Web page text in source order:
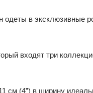
в эксклюзивные
входят три
см (4”) в ширину